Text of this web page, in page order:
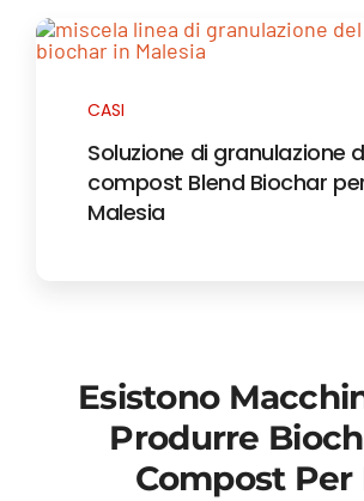
CASI
Soluzione di granulazione
compost Blend Biochar
Malesia
Esistono
Produrre
Compost Per